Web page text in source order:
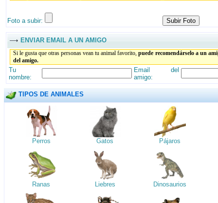
Foto a subir:
ENVIAR EMAIL A UN AMIGO
Si le gusta que otras personas vean tu animal favorito,puede recomendárselo a un
del amigo.
Tu
nombre:
Email del
amigo:
TIPOS DE ANIMALES
Perros Gatos Pájaros
Ranas Liebres Dinosaurios